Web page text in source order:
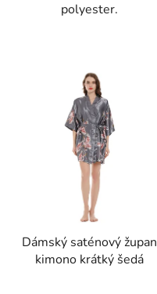
polyester.
Dámský saténový župan
kimono krátký šedá